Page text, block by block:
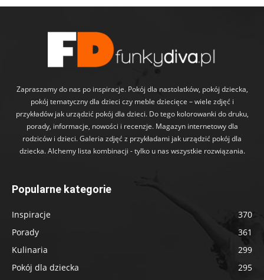
Zapraszamy do nas po inspiracje. Pokój dla nastolatków, pokój dziecka,
pokój tematyczny dla dzieci czy meble dziecięce – wiele zdjęć i
przykładów jak urządzić pokój dla dzieci. Do tego kolorowanki do druku,
porady, informacje, nowości i recenzje. Magazyn internetowy dla
rodziców i dzieci. Galeria zdjęć z przykładami jak urządzić pokój dla
dziecka. Alchemy lista kombinacji - tylko u nas wszystkie rozwiązania.
Popularne kategorie
Inspiracje
370
Porady
361
Kulinaria
299
Pokój dla dziecka
295